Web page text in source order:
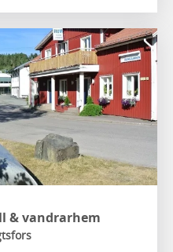
& vandrarhem